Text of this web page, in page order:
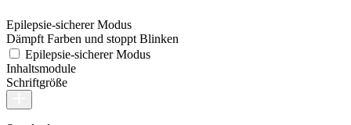
Epilepsie-sicherer Modus
Dämpft Farben und stoppt Blinken
Epilepsie-sicherer Modus
Inhaltsmodule
Schriftgröße